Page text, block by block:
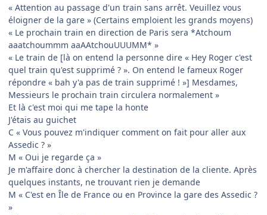
« Attention au passage d'un train sans arrêt. Veuillez vous
éloigner de la gare » (Certains emploient les grands moyens)
« Le prochain train en direction de Paris sera *Atchoum
aaatchoummm aaAAtchouUUUMM* »
« Le train de [là on entend la personne dire « Hey Roger c'est
quel train qu'est supprimé ? ». On entend le fameux Roger
répondre « bah y'a pas de train supprimé ! »] Mesdames,
Messieurs le prochain train circulera normalement »
Et là c'est moi qui me tape la honte
J'étais au guichet
C « Vous pouvez m'indiquer comment on fait pour aller aux
Assedic ? »
M « Oui je regarde ça »
Je m'affaire donc à chercher la destination de la cliente. Après
quelques instants, ne trouvant rien je demande
M « C'est en Île de France ou en Province la gare des Assedic ?
»